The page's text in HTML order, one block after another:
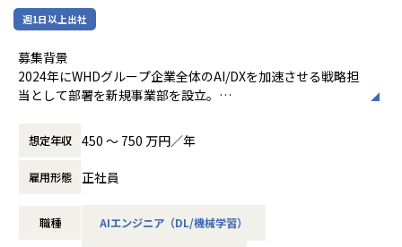
技術的挑戦：AIと教育の融合の最前線
教育×AIの領域は、技術的にも非常にチャレンジングです。
以下のような最先端の技術課題に日々取り組んでいます：
• 学習者の理解度を正確に測定するアルゴリズムの開発
• 個人に最適化された学習コンテンツの自動生成
• 膨大な学習データからの意味ある知見の抽出
これらの課題は、単純なWebアプリケーション開発とは異な
だからこそ、技術的な成長機会が豊富にあり、エンジニアと
週1日以上出社
募集背景
2024年にWHDグループ企業全体のAI/DXを加速させる戦略担
当として部署を新規事業部を設立。
える多様なビジネス課題に対し、AIを活用したシステム開発
を通じて事業価値の最大化に貢献しています。また外部クラ
イアントの案件も拡大中です。
現在、当部署は10名超の精鋭でAI/DX事業のシステム開発を
ーズは急速に拡大しており、さらなる事業拡大に向けて増員
想定年収 450 〜 750 万円／年
雇用形態 正社員
職種 AIエンジニア（DL/機械学習）